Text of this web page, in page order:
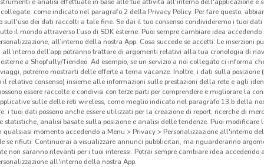
volantini nella tua zona. Riprova più tardi.
come indicato nel paragrafo 2 della Privacy Policy. Per fare questo,
sull'uso dei dati raccolti a tale fine. Se dai il tuo consenso condivideremo i tuoi dati
il mondo attraverso l’uso di SDK esterne. Puoi sempre cambiare idea accedendo
all’interno della nostra App. Cosa succede se accetti: Le inserzioni
all'interno dell’app potranno trattare di argomenti relativi alla tua cronologia di
a Shopfully/Tiendeo. Ad esempio, se un servizio a noi collegato ci informa
potremo mostrarti delle offerte a tema vacanze. Inoltre, i dati sulla posizione
il relativo consenso) insieme alle informazioni sulle prestazioni della rete e agli
essere raccolte e condivisi con terze parti per comprendere e migliorare la
sulle delle reti wireless, come meglio indicato nel paragrafo 13.b della
i tuoi dati possono anche essere utilizzati per la creazione di report, ricerche di
statistiche, analisi basate sulla posizione e analisi delle tendenze. Puoi modificare
qualsiasi momento accedendo a Menu > Privacy > Personalizzazione all'interno
se rifiuti: Continuerai a visualizzare annunci pubblicitari, ma riguarderanno
non saranno rilevanti per i tuoi interessi. Potrai sempre cambiare idea accedendo
all'interno della nostra App.